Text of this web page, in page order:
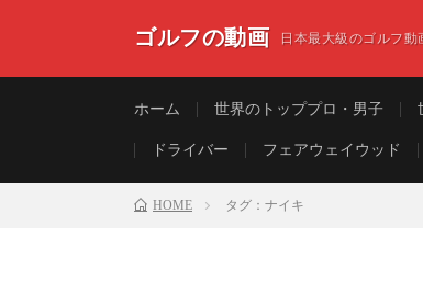
ゴルフの動画 日本最大級のゴルフ動
ホーム 世界のトッププロ・男子
ドライバー フェアウェイウッド
HOME タグ：ナイキ